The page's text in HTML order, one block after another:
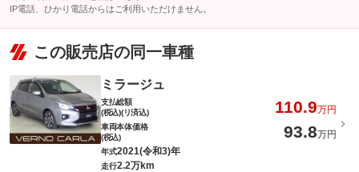
IP電話、ひかり電話からはご利用いただけません。
この販売店の同一車種
ミラージュ
支払総額
(税込)(リ済込)
110.9万円
車両本体価格
(税込)
93.8万円
年式2021(令和3)年
走行2.2万km